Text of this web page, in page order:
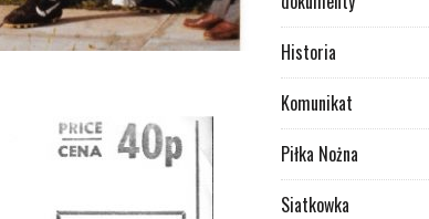
Historia
Komunikat
Piłka Nożna
Siatkowka